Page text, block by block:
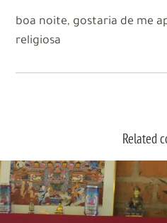
boa noite, gostaria de me
religiosa
Related